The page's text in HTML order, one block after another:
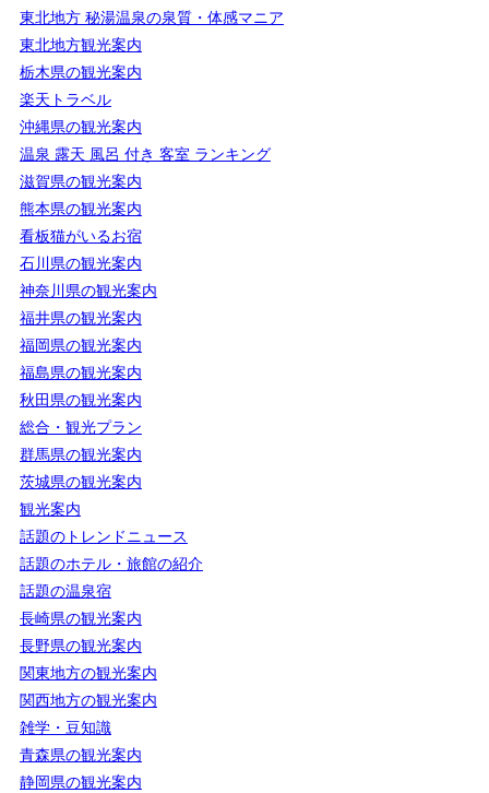
東北地方 秘湯温泉の泉質・体感マニア
東北地方観光案内
栃木県の観光案内
楽天トラベル
沖縄県の観光案内
温泉 露天 風呂 付き 客室 ランキング
滋賀県の観光案内
熊本県の観光案内
看板猫がいるお宿
石川県の観光案内
神奈川県の観光案内
福井県の観光案内
福岡県の観光案内
福島県の観光案内
秋田県の観光案内
総合・観光プラン
群馬県の観光案内
茨城県の観光案内
観光案内
話題のトレンドニュース
話題のホテル・旅館の紹介
話題の温泉宿
長崎県の観光案内
長野県の観光案内
関東地方の観光案内
関西地方の観光案内
雑学・豆知識
青森県の観光案内
静岡県の観光案内